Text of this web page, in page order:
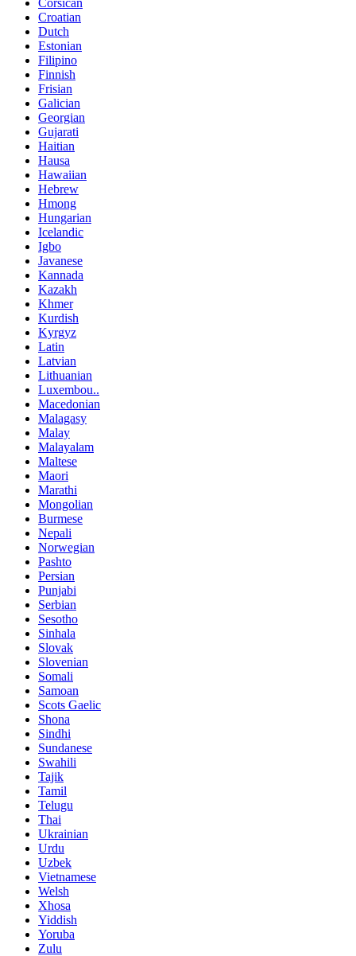
Croatian
Dutch
Estonian
Filipino
Finnish
Frisian
Galician
Georgian
Gujarati
Haitian
Hausa
Hawaiian
Hebrew
Hmong
Hungarian
Icelandic
Igbo
Javanese
Kannada
Kazakh
Khmer
Kurdish
Kyrgyz
Latin
Latvian
Lithuanian
Luxembou..
Macedonian
Malagasy
Malay
Malayalam
Maltese
Maori
Marathi
Mongolian
Burmese
Nepali
Norwegian
Pashto
Persian
Punjabi
Serbian
Sesotho
Sinhala
Slovak
Slovenian
Somali
Samoan
Scots Gaelic
Shona
Sindhi
Sundanese
Swahili
Tajik
Tamil
Telugu
Thai
Ukrainian
Urdu
Uzbek
Vietnamese
Welsh
Xhosa
Yiddish
Yoruba
Zulu